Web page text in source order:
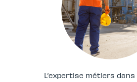
L’expertise métiers dans